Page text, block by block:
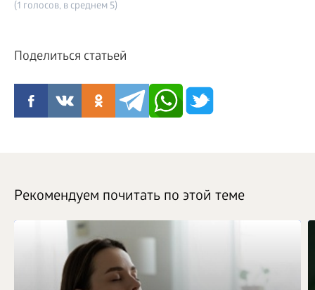
(1 голосов, в среднем 5)
Поделиться статьей
Рекомендуем почитать по этой теме